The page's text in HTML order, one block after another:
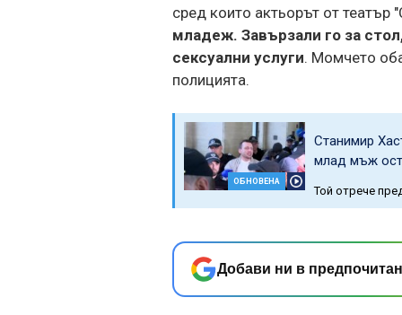
сред които актьорът от театър
младеж. Завързали го за
сексуални услуги. Момчето
полицията.
ОБНОВЕНА
Станимир
млад мъж
Той отрече
Добави ни в